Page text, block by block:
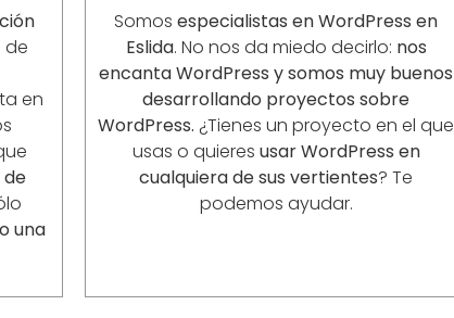
de
en
una
Somos especialistas en WordPress en
Eslida. No nos da miedo decirlo: nos
encanta WordPress y somos muy buenos
desarrollando proyectos sobre
WordPress. ¿Tienes un proyecto en el que
usas o quieres usar WordPress en
cualquiera de sus vertientes? Te
podemos ayudar.